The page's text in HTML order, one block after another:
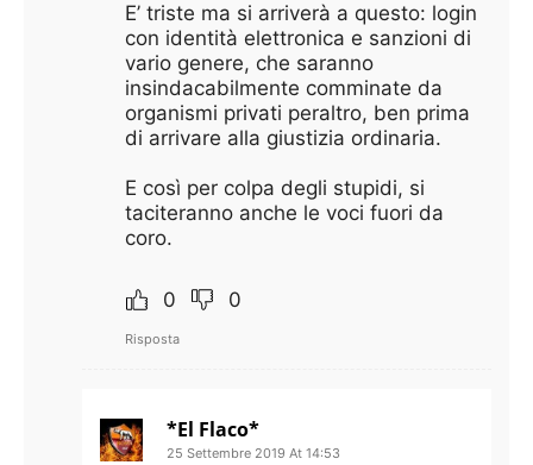
E’ triste ma si arriverà a questo: login
con identità elettronica e sanzioni di
vario genere, che saranno
insindacabilmente comminate da
organismi privati peraltro, ben prima
di arrivare alla giustizia ordinaria.
E così per colpa degli stupidi, si
taciteranno anche le voci fuori da
coro.
0 0
Risposta
*El Flaco*
25 Settembre 2019 At 14:53